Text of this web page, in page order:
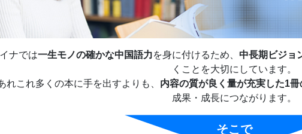
ナでは一生モノの確かな中国語力を身に付けるため、 中長期ビジョ
くことを大切にしています。
れこれ多くの本に手を出すよりも、 内容の質が良く量が充実した1
成果・成長につながります。
そこで